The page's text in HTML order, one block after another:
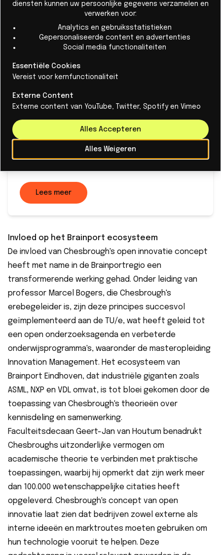
de weg voor elke Gerard & Anton
De Brainport regio weet uit ervaring en karakter
hoe ze alle belanghebbenden binnen haar
bedrijfssystemen moet integreren.
Lees meer
Invloed op het Brainport ecosysteem
De invloed van Chesbrough's open innovatie concept
heeft met name in de Brainportregio een
transformerende werking gehad. Onder leiding van
professor Marcel Bogers, die Chesbrough's
erebegeleider is, zijn deze principes succesvol
geïmplementeerd aan de TU/e, wat heeft geleid tot
een open onderzoeksagenda en verbeterde
onderwijsprogramma's, waaronder de masteropleiding
Innovation Management. Het ecosysteem van
Brainport Eindhoven, dat industriële giganten zoals
ASML, NXP en VDL omvat, is tot bloei gekomen door de
toepassing van Chesbrough's theorieën over
kennisdeling en samenwerking.
Faculteitsdecaan Geert-Jan van Houtum benadrukt
Chesbroughs uitzonderlijke vermogen om
academische theorie te verbinden met praktische
toepassingen, waarbij hij opmerkt dat zijn werk meer
dan 100.000 wetenschappelijke citaties heeft
opgeleverd. Chesbrough's concept van open
innovatie laat zien dat bedrijven zowel externe als
interne ideeën en marktroutes moeten gebruiken om
hun technologie vooruit te helpen. Deze
diensten kunnen uw persoonlijke gegevens verzamelen en
verwerken voor:
Analytics en gebruiksstatistieken
Gepersonaliseerde content en advertenties
Social media functionaliteiten
Essentiële Cookies
Vereist voor kernfunctionaliteit
Externe Content
Externe content van YouTube, Twitter, Spotify en Vimeo
Alles Weigeren
Alles Accepteren